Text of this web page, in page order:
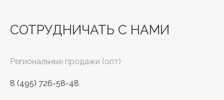
Региональные продажи (опт)
8 (495) 726-58-48
СОТРУДНИЧАТЬ С НАМИ